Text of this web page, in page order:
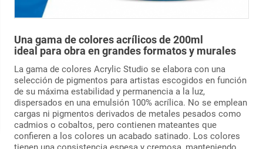
Una gama de colores acrílicos de 200ml
ideal para obra en grandes formatos y murales
La gama de colores Acrylic Studio se elabora con una
selección de pigmentos para artistas escogidos en función
de su máxima estabilidad y permanencia a la luz,
dispersados en una emulsión 100% acrílica. No se emplean
cargas ni pigmentos derivados de metales pesados como
cadmios o cobaltos, pero contienen mateantes que
confieren a los colores un acabado satinado. Los colores